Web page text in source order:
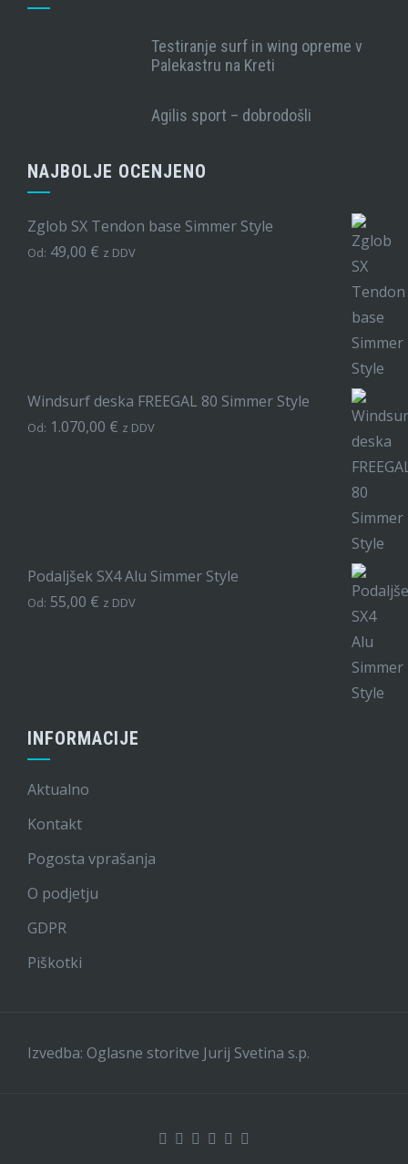
Testiranje surf in wing opreme v
Palekastru na Kreti
Agilis sport – dobrodošli
NAJBOLJE OCENJENO
Zglob SX Tendon base Simmer Style
Od: 49,00 € z DDV
Windsurf deska FREEGAL 80 Simmer Style
Od: 1.070,00 € z DDV
Podaljšek SX4 Alu Simmer Style
Od: 55,00 € z DDV
INFORMACIJE
Aktualno
Kontakt
Pogosta vprašanja
O podjetju
GDPR
Piškotki
Izvedba: Oglasne storitve Jurij Svetina s.p.